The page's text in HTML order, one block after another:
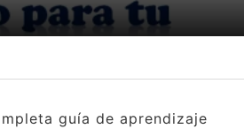
guía de aprendizaje